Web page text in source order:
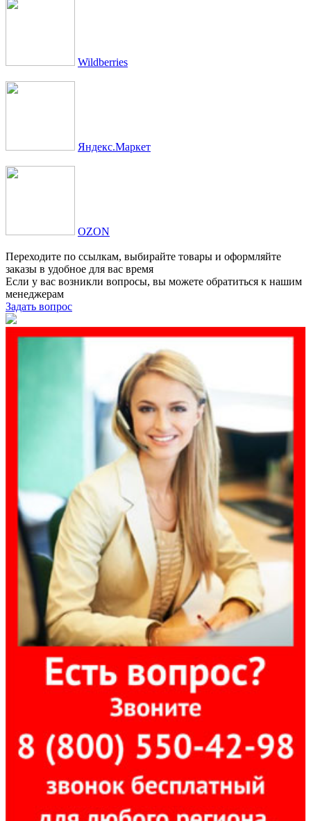
Wildberries
Яндекс.Маркет
OZON
Переходите по ссылкам, выбирайте товары и оформляйте
заказы в удобное для вас время
Если у вас возникли вопросы, вы можете обратиться к нашим
менеджерам
Задать вопрос